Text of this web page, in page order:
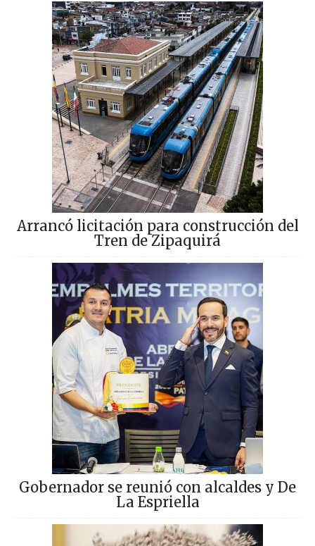
Arrancó licitación para construcción del
Tren de Zipaquirá
Gobernador se reunió con alcaldes y De
La Espriella